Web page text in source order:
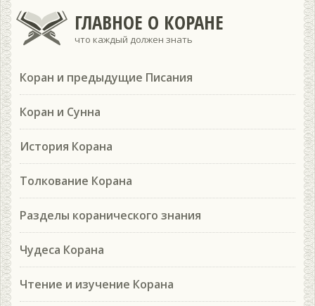
ГЛАВНОЕ О КОРАНЕ
что каждый должен знать
Коран и предыдущие Писания
Коран и Сунна
История Корана
Толкование Корана
Разделы коранического знания
Чудеса Корана
Чтение и изучение Корана